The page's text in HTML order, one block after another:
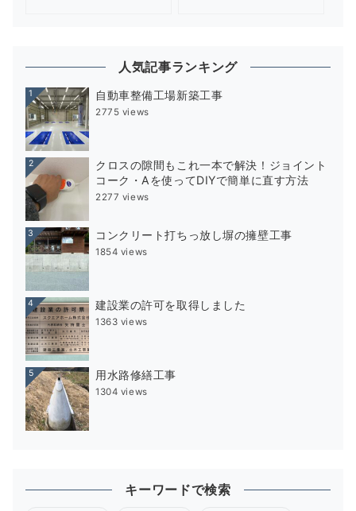
人気記事ランキング
1 自動車整備工場新築工事
2775 views
2
クロスの隙間もこれ一本で解決！ジョイント
コーク・Aを使ってDIYで簡単に直す方法
2277 views
3 コンクリート打ちっ放し塀の擁壁工事
1854 views
4 建設業の許可を取得しました
1363 views
5 用水路修繕工事
1304 views
キーワードで検索